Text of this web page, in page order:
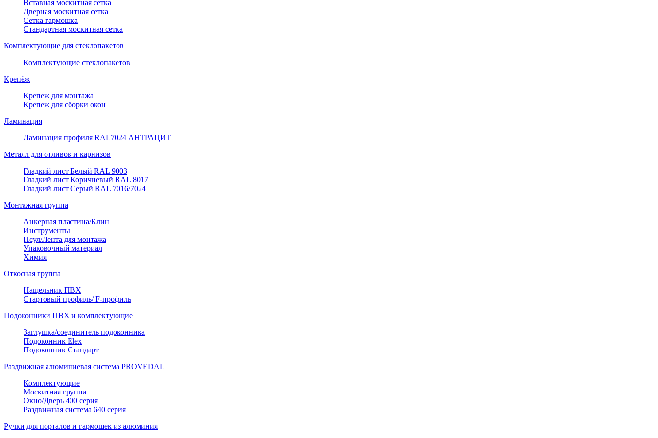
Вставная москитная сетка
Дверная москитная сетка
Сетка гармошка
Стандартная москитная сетка
Комплектующие для стеклопакетов
Комплектующие стеклопакетов
Крепёж
Крепеж для монтажа
Крепеж для сборки окон
Ламинация
Ламинация профиля RAL7024 АНТРАЦИТ
Металл для отливов и карнизов
Гладкий лист Белый RAL 9003
Гладкий лист Коричневый RAL 8017
Гладкий лист Серый RAL 7016/7024
Монтажная группа
Анкерная пластина/Клин
Инструменты
Псул/Лента для монтажа
Упаковочный материал
Химия
Откосная группа
Нащельник ПВХ
Стартовый профиль/ F-профиль
Подоконники ПВХ и комплектующие
Заглушка/соединитель подоконника
Подоконник Elex
Подоконник Стандарт
Раздвижная алюминиевая система PROVEDAL
Комплектующие
Москитная группа
Окно/Дверь 400 серия
Раздвижная система 640 серия
Ручки для порталов и гармошек из алюминия